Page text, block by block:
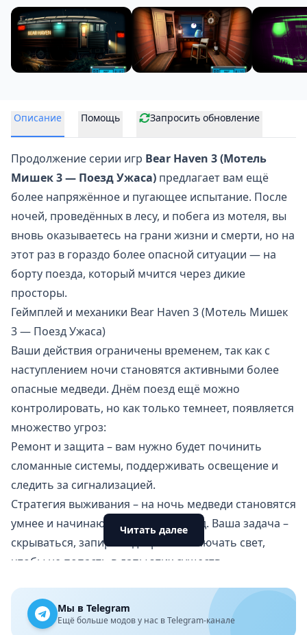
Описание Помощь Запросить обновление
Продолжение серии игр Bear Haven 3 (Мотель
Мишек 3 — Поезд Ужаса) предлагает вам ещё
более напряжённое и пугающее испытание. После
ночей, проведённых в лесу, и побега из мотеля, вы
вновь оказываетесь на грани жизни и смерти, но на
этот раз в гораздо более опасной ситуации — на
борту поезда, который мчится через дикие
просторы.
Геймплей и механики Bear Haven 3 (Мотель Мишек
3 — Поезд Ужаса)
Ваши действия ограничены временем, так как с
наступлением ночи становятся активными более
опасные медведи. Днём поезд ещё можно
контролировать, но как только темнеет, появляется
множество угроз:
Ремонт и защита – вам нужно будет починить
сломанные системы, поддерживать освещение и
следить за сигнализацией.
Стратегия выживания – на ночь медведи становятся
умнее и начинают разрушать поезд. Ваша задача –
скрываться, запирать двери и выключать свет,
чтобы не попасть в лапы этих существ.
ищите подсказки и взаимодействуйте с
предметами, чтобы понять, кто или что за этим
Читать далее
Мы в Telegram
Ещё больше модов у нас в Telegram-канале